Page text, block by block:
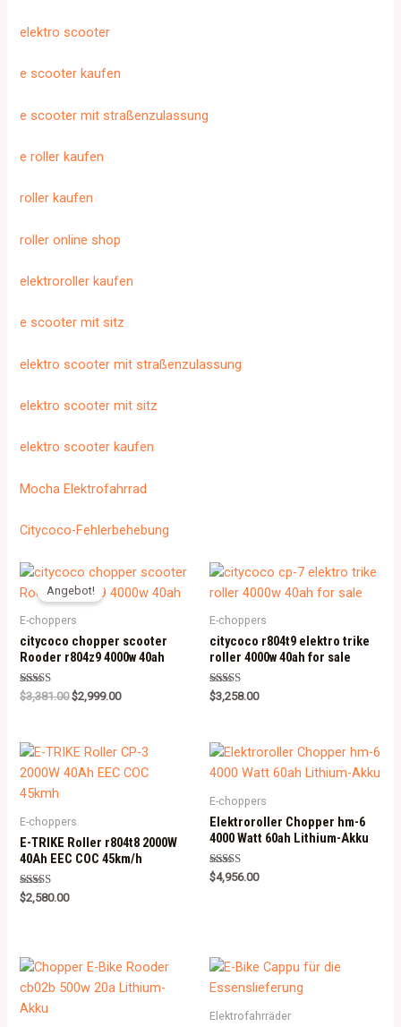
elektro scooter
e scooter kaufen
e scooter mit straßenzulassung
e roller kaufen
roller kaufen
roller online shop
elektroroller kaufen
e scooter mit sitz
elektro scooter mit straßenzulassung
elektro scooter mit sitz
elektro scooter kaufen
Mocha Elektrofahrrad
Citycoco-Fehlerbehebung
Angebot!
E-choppers
citycoco chopper scooter
Rooder r804z9 4000w 40ah
Rated
5.00
$3,381.00 $2,999.00
E-choppers
citycoco r804t9 elektro trike
roller 4000w 40ah for sale
Rated
5.00
$3,258.00
E-choppers
E-TRIKE Roller r804t8 2000W
40Ah EEC COC 45km/h
Rated
5.00
$2,580.00
E-choppers
Elektroroller Chopper hm-6
4000 Watt 60ah Lithium-Akku
Rated
5.00
$4,956.00
Elektrofahrräder